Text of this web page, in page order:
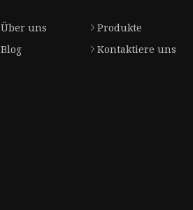
Über uns
Produkte
Blog
Kontaktiere uns